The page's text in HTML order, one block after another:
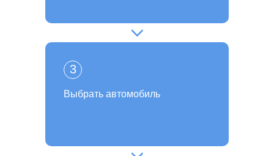
Выбрать автомобиль
3